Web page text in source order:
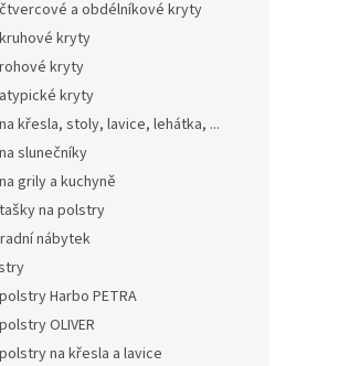
čtvercové a obdélníkové kryty
kruhové kryty
rohové kryty
atypické kryty
na křesla, stoly, lavice, lehátka, ...
na slunečníky
na grily a kuchyně
tašky na polstry
nábytek
polstry Harbo PETRA
polstry OLIVER
polstry na křesla a lavice